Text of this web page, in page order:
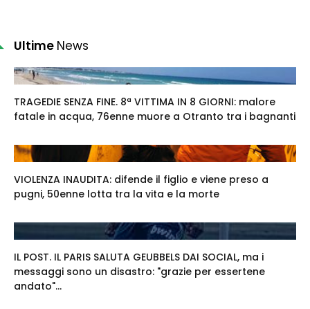
Ultime News
TRAGEDIE SENZA FINE. 8ª VITTIMA IN 8 GIORNI: malore
fatale in acqua, 76enne muore a Otranto tra i bagnanti
VIOLENZA INAUDITA: difende il figlio e viene preso a
pugni, 50enne lotta tra la vita e la morte
IL POST. IL PARIS SALUTA GEUBBELS DAI SOCIAL, ma i
messaggi sono un disastro: "grazie per essertene
andato"...